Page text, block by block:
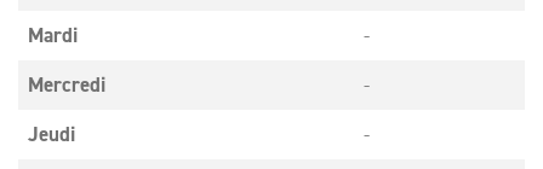
Mardi
-
Mercredi
-
Jeudi
-